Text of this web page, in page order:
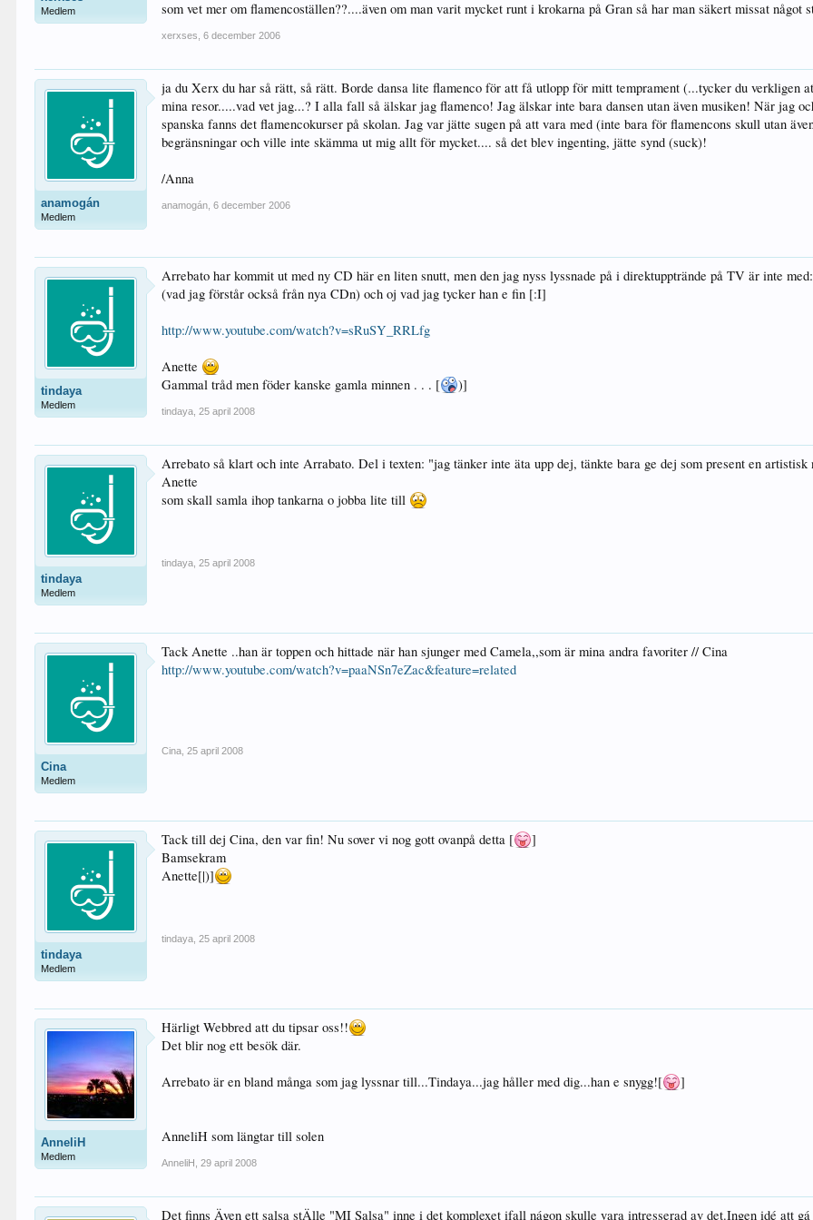
Medlem som vet mer om flamencoställen??....även om man varit mycket runt i krokarna på Gran så har man säkert missat
xerxses 6 december 2006
anamogán
Medlem
ja du Xerx du har så rätt, så rätt. Borde dansa lite flamenco för att få utlopp för mitt temprament (...tycker du verkligen
mina resor.....vad vet jag...? I alla fall så älskar jag flamenco! Jag älskar inte bara dansen utan även musiken! När jag
spanska fanns det flamencokurser på skolan. Jag var jätte sugen på att vara med (inte bara för flamencons skull utan
begränsningar och ville inte skämma ut mig allt för mycket.... så det blev ingenting, jätte synd (suck)!
/Anna
anamogán 6 december 2006
tindaya
Medlem
Arrebato har kommit ut med ny CD här en liten snutt, men den jag nyss lyssnade på i direktupptrände på TV är inte
(vad jag förstår också från nya CDn) och oj vad jag tycker han e fin [:I]
http://www.youtube.com/watch?v=sRuSY_RRLfg
Anette
Gammal tråd men föder kanske gamla minnen . . . [
)]
tindaya 25 april 2008
tindaya
Medlem
Arrebato så klart och inte Arrabato. Del i texten: "jag tänker inte äta upp dej, tänkte bara ge dej som present en
Anette
som skall samla ihop tankarna o jobba lite till
tindaya 25 april 2008
Cina
Medlem
Tack Anette ..han är toppen och hittade när han sjunger med Camela,,som är mina andra favoriter // Cina
http://www.youtube.com/watch?v=paaNSn7eZac&feature=related
Cina 25 april 2008
tindaya
Medlem
Tack till dej Cina, den var fin! Nu sover vi nog gott ovanpå detta [
]
Bamsekram
Anette[|)]
tindaya 25 april 2008
AnneliH
Medlem
Härligt Webbred att du tipsar oss!!
Det blir nog ett besök där.
Arrebato är en bland många som jag lyssnar till...Tindaya...jag håller med dig...han e snygg![ ]
AnneliH som längtar till solen
AnneliH 29 april 2008
Det finns Även ett salsa stÄlle "MI Salsa" inne i det komplexet ifall nágon skulle vara intresserad av det.Ingen idé att